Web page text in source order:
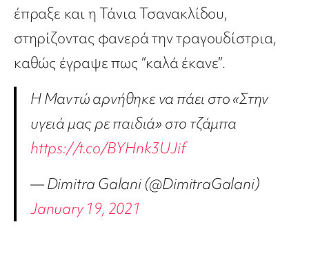
έπραξε και η Τάνια Τσανακλίδου,
στηρίζοντας φανερά την τραγουδίστρια,
καθώς έγραψε πως “καλά έκανε”.
Η Μαντώ αρνήθηκε να πάει στο «Στην
υγειά μας ρε παιδιά» στο τζάμπα
https://t.co/BYHnk3UJif
— Dimitra Galani (@DimitraGalani)
January 19, 2021